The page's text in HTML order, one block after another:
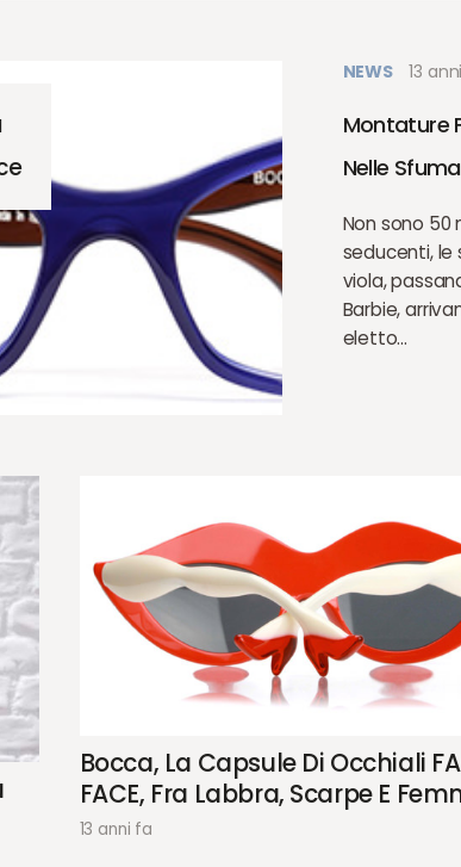
NEWS 13
Montature
Nelle
Non sono 50
seducenti,
viola,
Barbie,
eletto…
Bocca, La Capsule Di Occhiali
FACE, Fra Labbra, Scarpe E
13 anni fa